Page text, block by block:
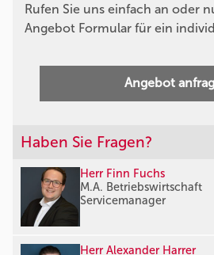
Rufen Sie uns einfach an oder
Angebot Formular für ein
Angebot
Haben Sie Fragen?
Herr Finn Fuchs
M.A. Betriebswirtschaft
Servicemanager
Herr Alexander Harrer